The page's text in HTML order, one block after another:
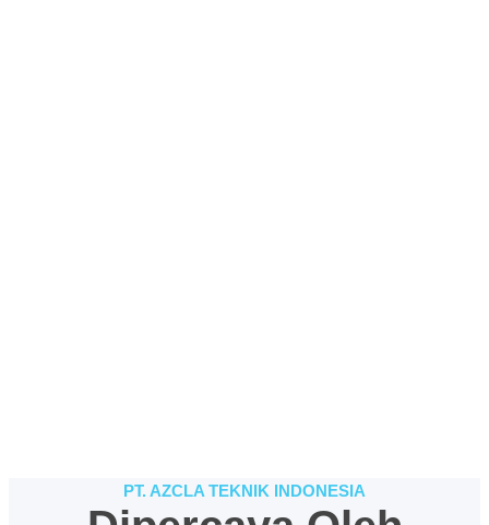
PT. AZCLA TEKNIK INDONESIA